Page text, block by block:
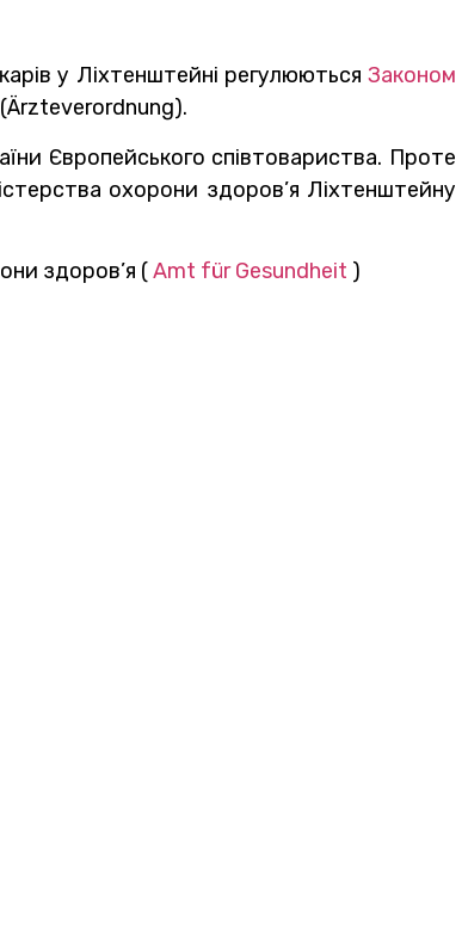
у Ліхтенштейні регулюються Законом
(Ärzteverordnung).
Європейського співтовариства. Проте
охорони здоров’я Ліхтенштейну
здоров’я (Amt für Gesundheit )